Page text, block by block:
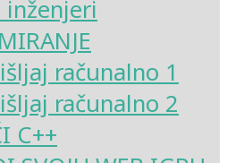
računalno 1
računalno 2
C++